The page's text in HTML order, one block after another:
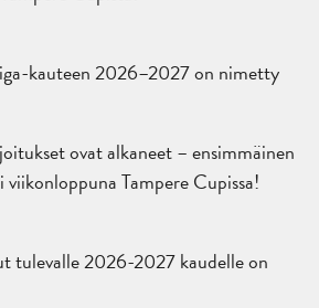
kauteen 2026–2027 on nimetty
ovat alkaneet – ensimmäinen
Tampere Cupissa!
tulevalle 2026-2027 kaudelle on